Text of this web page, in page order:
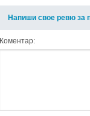
Напиши свое ревю за
Коментар: